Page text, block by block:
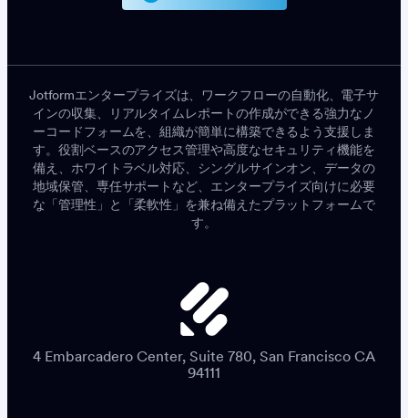
Jotformエンタープライズは、ワークフローの自動化、電子サ
インの収集、リアルタイムレポートの作成ができる強力なノ
ーコードフォームを、組織が簡単に構築できるよう支援しま
す。役割ベースのアクセス管理や高度なセキュリティ機能を
備え、ホワイトラベル対応、シングルサインオン、データの
地域保管、専任サポートなど、エンタープライズ向けに必要
な「管理性」と「柔軟性」を兼ね備えたプラットフォームで
す。
4 Embarcadero Center, Suite 780, San Francisco CA
94111